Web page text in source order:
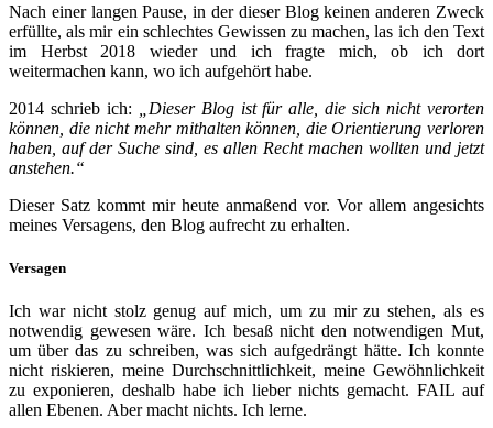
Nach einer langen Pause, in der dieser Blog keinen anderen Zweck
erfüllte, als mir ein schlechtes Gewissen zu machen, las ich den Text
im Herbst 2018 wieder und ich fragte mich, ob ich dort
weitermachen kann, wo ich aufgehört habe.
2014 schrieb ich:
„Dieser Blog ist für alle, die sich nicht verorten
können, die nicht mehr mithalten können, die Orientierung verloren
haben, auf der Suche sind, es allen Recht machen wollten und jetzt
anstehen.“
Dieser Satz kommt mir heute anmaßend vor. Vor allem angesichts
meines Versagens, den Blog aufrecht zu erhalten.
Versagen
Ich war nicht stolz genug auf mich, um zu mir zu stehen, als es
notwendig gewesen wäre. Ich besaß nicht den notwendigen Mut,
um über das zu schreiben, was sich aufgedrängt hätte. Ich konnte
nicht riskieren, meine Durchschnittlichkeit, meine Gewöhnlichkeit
zu exponieren, deshalb habe ich lieber nichts gemacht. FAIL auf
allen Ebenen. Aber macht nichts. Ich lerne.